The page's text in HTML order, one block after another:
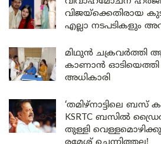
വിജയ്ക്കെതിരായ
എല്ലാ നടപടികളും
മിഥുൻ ചക്രവർത്തി
കാണാൻ ഓടിയെത്തി
അധികാരി
‘തമിഴ്‌നാട്ടിലെ ബസ്
KSRTC ബസിൽ
തുള്ളി